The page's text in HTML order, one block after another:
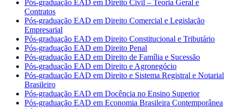
Pós-graduação EAD em Direito Civil – Teoria Geral e
Contratos
Pós-graduação EAD em Direito Comercial e Legislação
Empresarial
Pós-graduação EAD em Direito Constitucional e Tributário
Pós-graduação EAD em Direito Penal
Pós-graduação EAD em Direito de Família e Sucessão
Pós-graduação EAD em Direito e Agronegócio
Pós-graduação EAD em Direito e Sistema Registral e Notarial
Brasileiro
Pós-graduação EAD em Docência no Ensino Superior
Pós-graduação EAD em Economia Brasileira Contemporânea